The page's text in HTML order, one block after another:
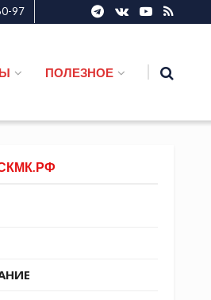
97
ПОЛЕЗНОЕ